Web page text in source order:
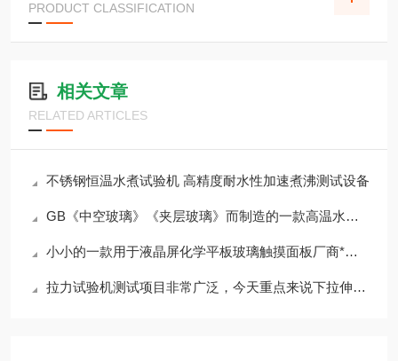
PRODUCT CLASSIFICATION
相关文章
RELATED ARTICLES
不锈钢恒温水煮试验机 高精度耐水性加速煮沸测试设备
GB《中空玻璃》《夹层玻璃》而制造的一款高温水煮试验机
小小的一款用于液晶屏化学平板玻璃触摸面板厂商*的一款设备居然这么神奇
拉力试验机测试项目非常广泛，今天重点来说下拉伸强度试验